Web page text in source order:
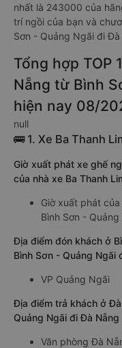
nhất là 243000 của
trí ngồi của bạn và
Sơn - Quảng Ngãi đi
Tổng hợp TOP
Nẵng từ Bình
hiện nay 08/
null
🚌 1. Xe Ba Thanh
Giờ xuất phát xe ghế
của nhà xe Ba Thanh
Giờ xuất phát
Bình Sơn -
Địa điểm đón khách ở
Bình Sơn - Quảng Ngãi
VP Quảng Ngãi
Địa điểm trả khách ở
Quảng Ngãi đi Đà
Văn phòng Đà